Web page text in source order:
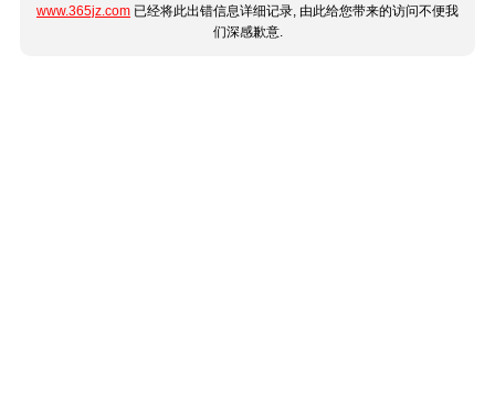
www.365jz.com 已经将此出错信息详细记录, 由此给您带来的访问不便我
们深感歉意.